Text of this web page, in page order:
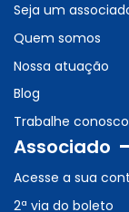
Seja um
Quem somos
Nossa atuação
Blog
Trabalhe conosco
Associado
Acesse a sua
2ª via do boleto